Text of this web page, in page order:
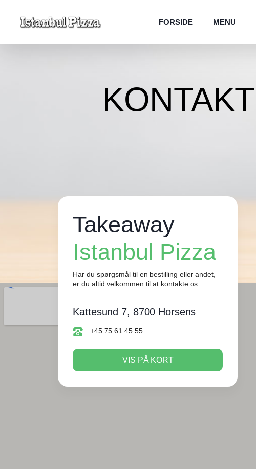
FORSIDE MENU
KONTAKT
Takeaway
Istanbul Pizza
Har du spørgsmål til en bestilling eller andet,
er du altid velkommen til at kontakte os.
Kattesund 7, 8700 Horsens
+45 75 61 45 55
VIS PÅ KORT